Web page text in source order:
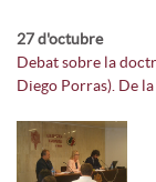
27 d'octubre
Debat sobre la
Diego Porras). De